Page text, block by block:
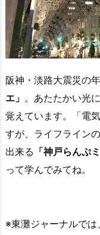
阪神・淡路大震災の
エ」 。あたたかい光
覚えています。「電
すが、ライフライン
出来る 「神戸らんぷ
って学んでみてね。
※東灘ジャーナルで